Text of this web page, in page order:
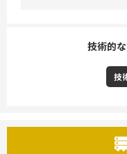
技術的
技